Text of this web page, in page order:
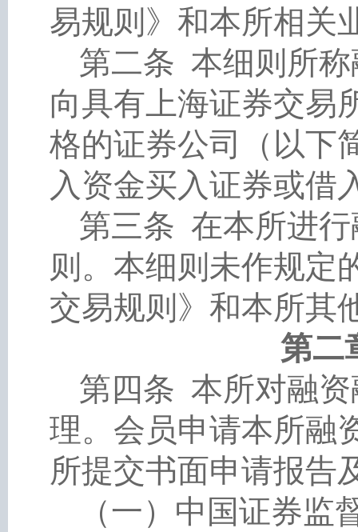
易规则》和本所相关
第二条 本细则所
向具有上海证券交易
格的证券公司（以下
入资金买入证券或借
第三条 在本所进
则。本细则未作规定
交易规则》和本所其
第二
第四条 本所对融
理。会员申请本所融
所提交书面申请报告
（一）中国证券